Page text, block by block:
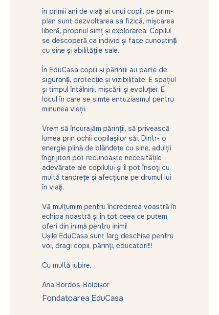
în primii ani de viață ai unui copil, pe prim-
plan sunt dezvoltarea sa fizică, mișcarea
liberă, propriul simț și explorarea. Copilul
se descoperă ca individ și face cunoștință
cu sine și abilitățile sale.
În EduCasa copiii și părinții au parte de
siguranță, protecție și vizibilitate. E spațiul
și timpul întâlnirii, mișcării și evoluției. E
locul în care se simte entuziasmul pentru
minunea vieții.
Vrem să încurajăm părinții, să privească
lumea prin ochii copilașilor săi. Dintr- o
energie plină de blândețe cu sine, adulții
îngrijitori pot recunoaște necesitățile
adevărate ale copilului și îl pot însoți cu
multă tandrețe și afecțiune pe drumul lui
în viață.
Vă mulțumim pentru încrederea voastră în
echipa noastră și în tot ceea ce putem
oferi din inimă pentru inimi!
Ușile EduCasa sunt larg deschise pentru
voi, dragi copii, părinți, educatori!!!
Cu multă iubire,
Ana Bordos-Boldișor
Fondatoarea EduCasa